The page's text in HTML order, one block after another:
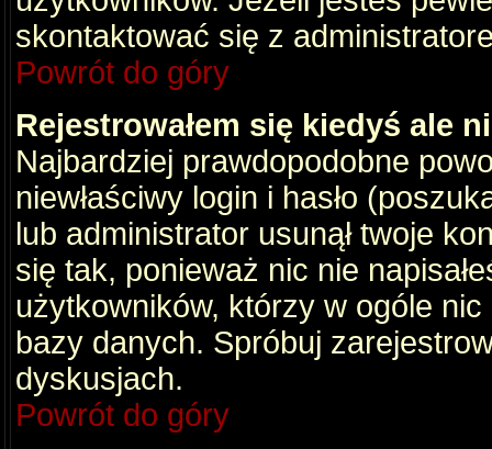
skontaktować się z
Powrót do góry
Rejestrowałem się kiedyś ale
Najbardziej prawdopodobne
niewłaściwy login i hasło
lub administrator usunął twoje
się tak, ponieważ nic nie
użytkowników, którzy w ogóle
bazy danych. Spróbuj
dyskusjach.
Powrót do góry